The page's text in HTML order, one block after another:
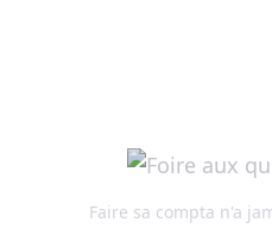
Faire sa compta n'a